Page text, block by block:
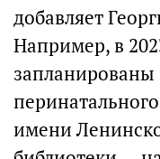
добавляет
Например, в
имени